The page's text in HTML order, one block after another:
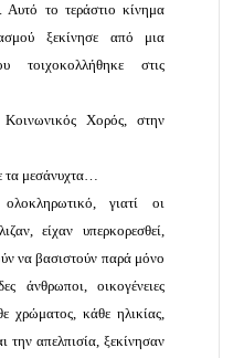
Αυτό το τεράστιο κίνημα
ξεκίνησε από μια
στις
Χορός, στην
τα μεσάνυχτα…
γιατί οι
είχαν υπερκορεσθεί,
να βασιστούν παρά μόνο
άνθρωποι, οικογένειες
χρώματος, κάθε ηλικίας,
την απελπισία, ξεκίνησαν